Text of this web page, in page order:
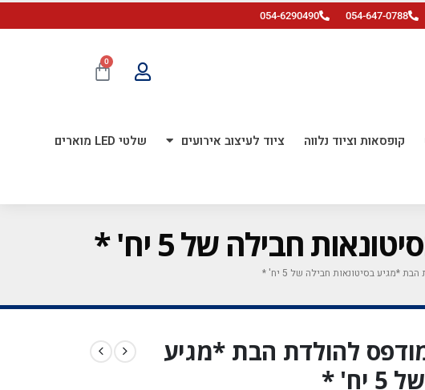
054-647-0788
054-6290490
0
קופסאות וציוד נלווה ציוד לעיצוב אירועים שלטי LED מוארים
אינץ' מודפס להולדת הבת *מגיע
*